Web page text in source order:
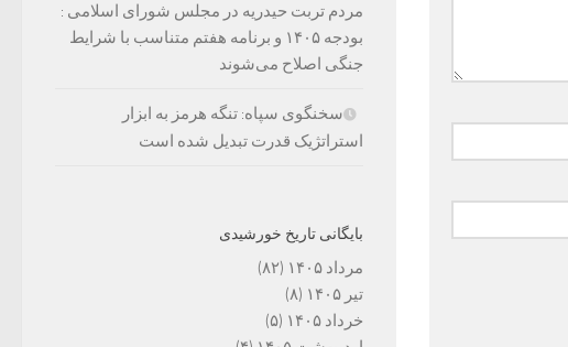
مردم تربت حیدریه در مجلس شورای اسلامی :
بودجه ۱۴۰۵ و برنامه هفتم متناسب با شرایط
جنگی اصلاح می‌شوند
سخنگوی سپاه: تنگه هرمز به ابزار
استراتژیک قدرت تبدیل شده است
بایگانی تاریخ خورشیدی
مرداد ۱۴۰۵
(۸۲)
تیر ۱۴۰۵
(۸)
خرداد ۱۴۰۵
(۵)